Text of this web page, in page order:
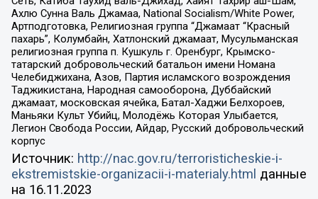
Ахлю Сунна Валь Джамаа, National Socialism/White Power,
Артподготовка, Религиозная группа “Джамаат “Красный
пахарь”, Колумбайн, Хатлонский джамаат, Мусульманская
религиозная группа п. Кушкуль г. Оренбург, Крымско-
татарский добровольческий батальон имени Номана
Челебиджихана, Азов, Партия исламского возрождения
Таджикистана, Народная самооборона, Дуббайский
джамаат, московская ячейка, Батал-Хаджи Белхороев,
Маньяки Культ Убийц, Молодёжь Которая Улыбается,
Легион Свобода России, Айдар, Русский добровольческий
корпус
Источник: http://nac.gov.ru/terroristicheskie-i-
ekstremistskie-organizacii-i-materialy.html данные
на 16.11.2023